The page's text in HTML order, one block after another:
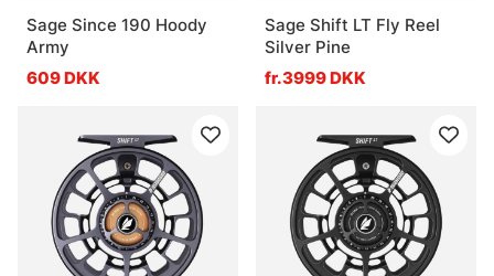
Sage Since 190 Hoody
Army
609 DKK
Sage Shift LT Fly Reel
Silver Pine
fr.3999 DKK